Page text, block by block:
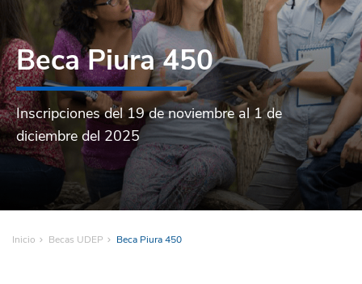
Beca Piura 450
Inscripciones del 19 de noviembre al 1 de
diciembre del 2025
Inicio Becas UDEP Beca Piura 450